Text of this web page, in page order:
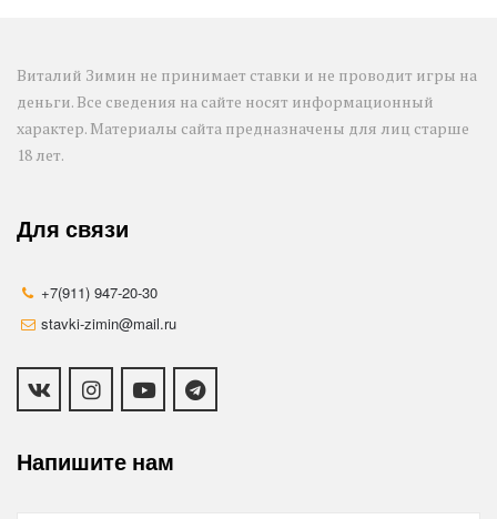
Виталий Зимин не принимает ставки и не проводит игры на
деньги. Все сведения на сайте носят информационный
характер. Материалы сайта предназначены для лиц старше
18 лет.
Для связи
+7(911) 947-20-30
stavki-zimin@mail.ru
Напишите нам